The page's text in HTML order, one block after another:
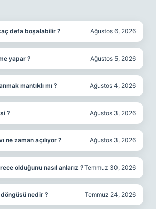
defa boşalabilir ? Ağustos 6, 2026
yapar ? Ağustos 5, 2026
mantıklı mı ? Ağustos 4, 2026
? Ağustos 3, 2026
ne zaman açılıyor ? Ağustos 3, 2026
olduğunu nasıl anlarız ?Temmuz 30, 2026
nedir ? Temmuz 24, 2026